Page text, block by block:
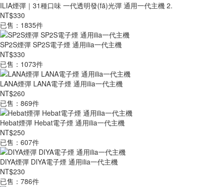
ILIA煙彈｜31種口味 一代透明發(fā)光彈 通用一代主機 2.
NT$330
已售：1835件
SP2S煙彈 SP2S電子煙 通用ilia一代主機
NT$330
已售：1073件
LANA煙彈 LANA電子煙 通用ilia一代主機
NT$260
已售：869件
Hebat煙彈 Hebat電子煙 通用ilia一代主機
NT$250
已售：607件
DIYA煙彈 DIYA電子煙 通用ilia一代主機
NT$230
已售：786件